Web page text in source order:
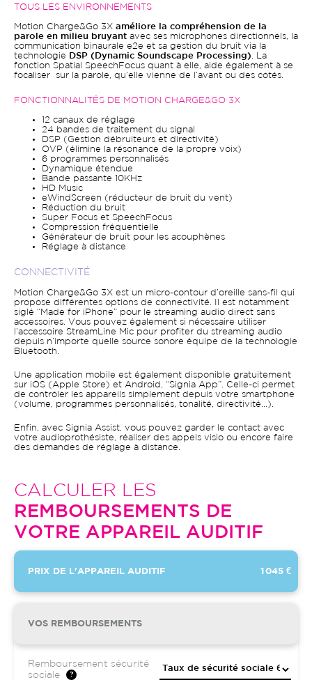
TOUS LES ENVIRONNEMENTS
Motion Charge&Go 3X améliore la compréhension de la
parole en milieu bruyant avec ses microphones directionnels, la
communication binaurale e2e et sa gestion du bruit via la
technologie
DSP (Dynamic Soundscape Processing) . La
fonction Spatial SpeechFocus quant à elle, aide également à se
focaliser sur la parole, qu’elle vienne de l’avant ou des côtés.
FONCTIONNALITÉS DE MOTION CHARGE&GO 3X
12 canaux de réglage
24 bandes de traitement du signal
DSP (Gestion débruiteurs et directivité)
OVP (élimine la résonance de la propre voix)
6 programmes personnalisés
Dynamique étendue
Bande passante 10KHz
HD Music
eWindScreen (réducteur de bruit du vent)
Réduction du bruit
Super Focus et SpeechFocus
Compression fréquentielle
Générateur de bruit pour les acouphènes
Réglage à distance
CONNECTIVITÉ
Motion Charge&Go 3X est un micro-contour d’oreille sans-fil qui
propose différentes options de connectivité. Il est notamment
siglé “Made for iPhone” pour le streaming audio direct sans
accessoires. Vous pouvez également si nécessaire utiliser
l’accessoire StreamLine Mic pour profiter du streaming audio
depuis n’importe quelle source sonore équipe de la technologie
Bluetooth.
Une application mobile est également disponible gratuitement
sur iOS (Apple Store) et Android, “Signia App”. Celle-ci permet
de contrôler les appareils simplement depuis votre smartphone
(volume, programmes personnalisés, tonalité, directivité…).
Enfin, avec Signia Assist, vous pouvez garder le contact avec
votre audioprothésiste, réaliser des appels visio ou encore faire
des demandes de réglage à distance.
CALCULER LES
REMBOURSEMENTS DE
VOTRE APPAREIL AUDITIF
PRIX DE L'APPAREIL AUDITIF 1 045 €
VOS REMBOURSEMENTS
Remboursement sécurité
sociale